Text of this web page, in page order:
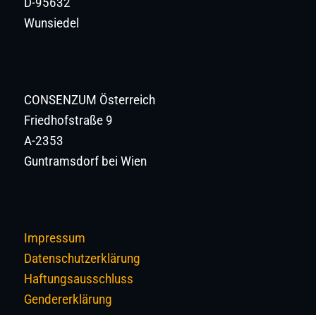
Wunsiedel
CONSENZUM Österreich
Friedhofstraße 9
A-2353
Guntramsdorf bei Wien
Impressum
Datenschutzerklärung
Haftungsausschluss
Gendererklärung